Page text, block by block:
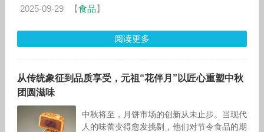
适配性。作为深耕礼品市场的“精致礼品
2025-09-29 【食品】
阅读更多
从传统象征到品质享受，元祖“花伴月”以匠心重塑中秋
团圆滋味
中秋将至，月饼市场的创新从未止步。当现代
人的味蕾变得愈发挑剔，他们对节令食品的期